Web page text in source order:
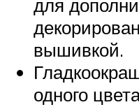
для
вышивкой.
одного